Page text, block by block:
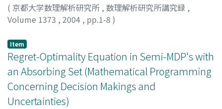
( 京都大学数理解析研究所 , 数理解析研究所講究録 ,
Volume 1373 , 2004 , pp.1-8 )
Baba, Yuko
Item
Regret-Optimality Equation in Semi-MDP's with
an Absorbing Set (Mathematical Programming
Concerning Decision Makings and
Uncertainties)